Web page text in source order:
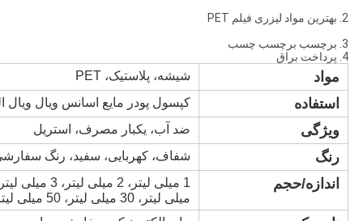
2. بهترین مواد لیزری فیلم PET
3. برچسب برچسب چسب
4. پرداخت براق
مواد شیشه، پلاستیک، PET
استفاده کپسول پودر مایع اسانس ویال
ویژگی ضد آب، یکبار مصرف، استریل
رنگ شفاف، کهربایی، سفید، رنگ
اندازه/حجم
میلی لیتر، 30 میلی لیتر، 50 میلی لیتر یا سفارشی